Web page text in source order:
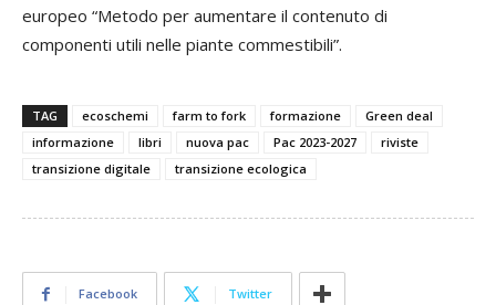
europeo “Metodo per aumentare il contenuto di
componenti utili nelle piante commestibili”.
Prev Next
TAG ecoschemi farm to fork formazione
Green deal
informazione
libri nuova pac Pac 2023-2027
riviste
transizione digitale
transizione ecologica
Facebook Twitter